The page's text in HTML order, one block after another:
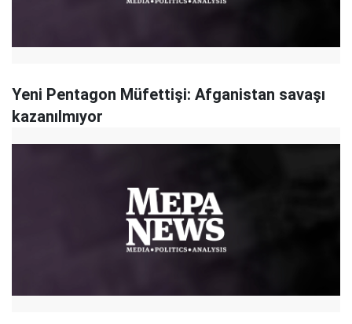
Yeni Pentagon Müfettişi: Afganistan savaşı
kazanılmıyor